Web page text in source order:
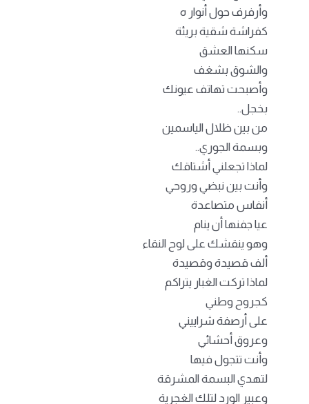
وأرفرف حول أنوار ه
كفراشة شقية بريئة
سكنها العشق
والشوق بشغف
وأصبحت تهاتف عيونك
بخجل..
من بين ظلال الياسمين
وبسمة الجوري..
لماذا تجعلني أشتاقك
وأنت بين نبضي وروحي
أنفاس متصاعدة
عيا جفنها أن ينام
وهو ينقشك على لوح النقاء
ألف قصيدة وقصيدة
لماذا تركت الغبار يتراكم
كجروح وطني
على أرصفة شراييني
وعروق أحشائي
وأنت تتجول فيها
لتهدي البسمة المشرقة
وعبير الورد لتلك الغجرية